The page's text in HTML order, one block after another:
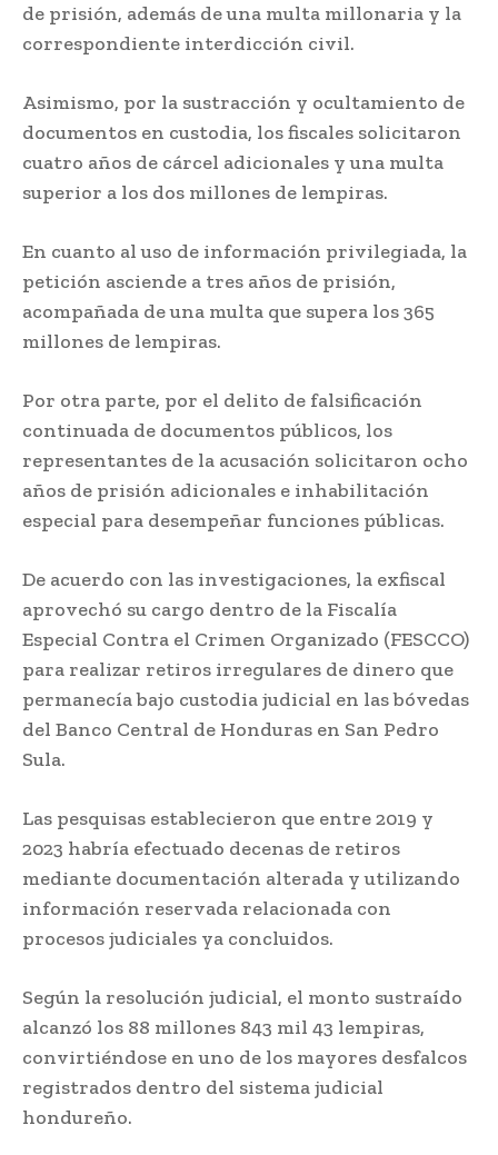
de prisión, además de una multa millonaria y la
correspondiente interdicción civil.
Asimismo, por la sustracción y ocultamiento de
documentos en custodia, los fiscales solicitaron
cuatro años de cárcel adicionales y una multa
superior a los dos millones de lempiras.
En cuanto al uso de información privilegiada, la
petición asciende a tres años de prisión,
acompañada de una multa que supera los 365
millones de lempiras.
Por otra parte, por el delito de falsificación
continuada de documentos públicos, los
representantes de la acusación solicitaron ocho
años de prisión adicionales e inhabilitación
especial para desempeñar funciones públicas.
De acuerdo con las investigaciones, la exfiscal
aprovechó su cargo dentro de la Fiscalía
Especial Contra el Crimen Organizado (FESCCO)
para realizar retiros irregulares de dinero que
permanecía bajo custodia judicial en las bóvedas
del Banco Central de Honduras en San Pedro
Sula.
Las pesquisas establecieron que entre 2019 y
2023 habría efectuado decenas de retiros
mediante documentación alterada y utilizando
información reservada relacionada con
procesos judiciales ya concluidos.
Según la resolución judicial, el monto sustraído
alcanzó los 88 millones 843 mil 43 lempiras,
convirtiéndose en uno de los mayores desfalcos
registrados dentro del sistema judicial
hondureño.